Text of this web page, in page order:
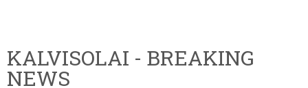
KALVISOLAI - BREAKING
NEWS